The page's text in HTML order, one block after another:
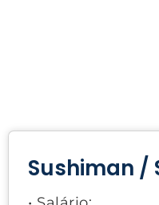
Sushiman /